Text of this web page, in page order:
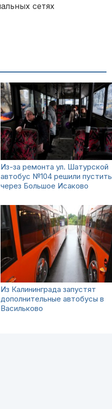
сетях
Из-за ремонта ул. Шатурской
автобус №104 решили пустить
через Большое Исаково
Из Калининграда запустят
дополнительные автобусы в
Васильково